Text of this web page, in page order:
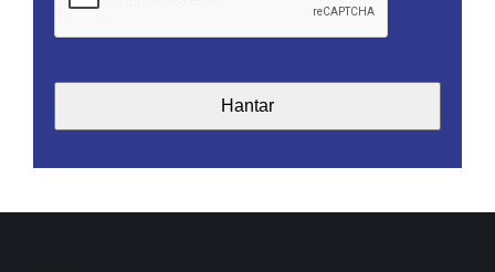
Hantar
should